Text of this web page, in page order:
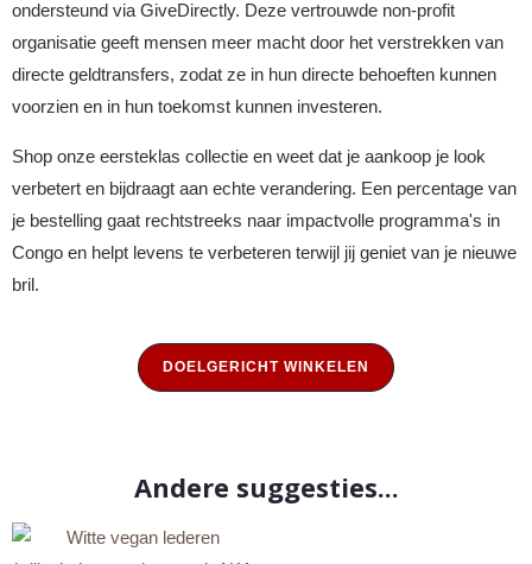
ondersteund via GiveDirectly. Deze vertrouwde non-profit
organisatie geeft mensen meer macht door het verstrekken van
directe geldtransfers, zodat ze in hun directe behoeften kunnen
voorzien en in hun toekomst kunnen investeren.
Shop onze eersteklas collectie en weet dat je aankoop je look
verbetert en bijdraagt aan echte verandering. Een percentage van
je bestelling gaat rechtstreeks naar impactvolle programma's in
Congo en helpt levens te verbeteren terwijl jij geniet van je nieuwe
bril.
DOELGERICHT WINKELEN
Andere suggesties...